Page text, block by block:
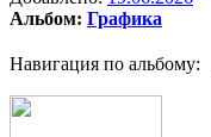
Альбом: Графика
Навигация по альбому: